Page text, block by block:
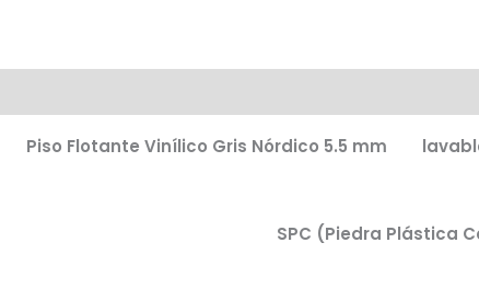
Piso Flotante Vinílico Gris Nórdico 5.5 mm
SPC (Piedra Plástica